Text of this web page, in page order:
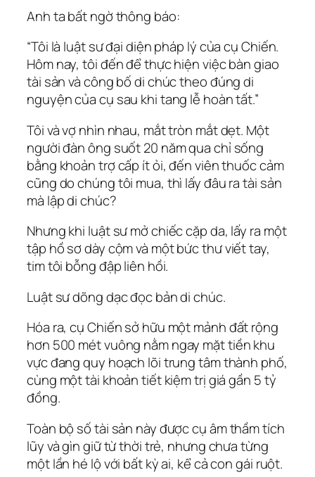
Anh ta bất ngờ thông báo:
“Tôi là luật sư đại diện pháp lý của cụ Chiến.
Hôm nay, tôi đến để thực hiện việc bàn giao
tài sản và công bố di chúc theo đúng di
nguyện của cụ sau khi tang lễ hoàn tất.”
Tôi và vợ nhìn nhau, mắt tròn mắt dẹt. Một
người đàn ông suốt 20 năm qua chỉ sống
bằng khoản trợ cấp ít ỏi, đến viên thuốc cảm
cũng do chúng tôi mua, thì lấy đâu ra tài sản
mà lập di chúc?
Nhưng khi luật sư mở chiếc cặp da, lấy ra một
tập hồ sơ dày cộm và một bức thư viết tay,
tim tôi bỗng đập liên hồi.
Luật sư dõng dạc đọc bản di chúc.
Hóa ra, cụ Chiến sở hữu một mảnh đất rộng
hơn 500 mét vuông nằm ngay mặt tiền khu
vực đang quy hoạch lõi trung tâm thành phố,
cùng một tài khoản tiết kiệm trị giá gần 5 tỷ
đồng.
Toàn bộ số tài sản này được cụ âm thầm tích
lũy và gìn giữ từ thời trẻ, nhưng chưa từng
một lần hé lộ với bất kỳ ai, kể cả con gái ruột.